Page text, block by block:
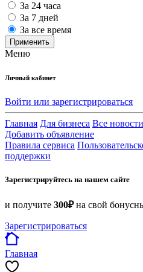
За 24 часа
За 7 дней
За все время
Применить
Меню
Личный кабинет
Войти или зарегистрироваться
Главная Для бизнеса Все новости
Добавить объявление
Правила сервиса
поддержки
Зарегистрируйтесь на нашем сайте
и получите 300₽на свой
Зарегистрироваться
Главная